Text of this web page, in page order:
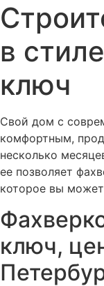
в
ключ
Свой дом с
комфортным,
несколько
ее позволяет
которое вы
ключ,